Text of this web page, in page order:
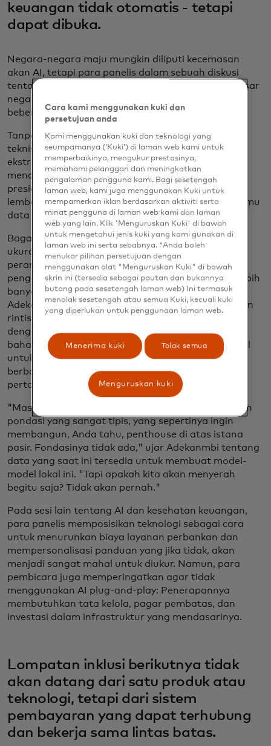
keuangan tidak otomatis - tetapi
dapat dibuka.
Negara-negara maju mungkin diliputi kecemasan
akan AI, tetapi para panelis dalam sebuah diskusi
tentang bagaimana AI dapat mentransformasi pasar
negara berkembang jauh lebih optimis (dengan
beberapa peringatan).
Tanpa membangun infrastruktur lokal, kapasitas
teknis, dan tata kelola yang baik, AI dapat bersifat
ekstraktif, mengumpulkan data lokal namun
menciptakan nilai di tempat lain, kata Vilas Dhar,
presidenPatrick J. McGovern Foundation, sebuah
lembaga filantropi yang mengembangkan AI dan ilmu
data untuk kebaikan.
Bagaimana cara membalik skrip? Model dengan
ukuran yang tepat yang dapat berjalan pada
perangkat berbiaya rendah dan terhubung dengan
pengguna melalui pesan teks dapat menjangkau lebih
banyak orang dan mengurangi risiko, kata Olubayo
Adekanmbi, CEO dan salah satu pendiri perusahaan
rintisan di Afrika,
EqualyzAI
, yang bekerja sama
dengan ribuan pengumpul data dan ratusan pakar
bahasa untuk mengembangkan Model Bahasa Kecil
untuk membuka peluang AI dalam bahasa lokal di
berbagai sektor, termasuk layanan kesehatan,
pertanian, dan pendidikan.
"Masalah terbesar yang kami hadapi adalah lapisan
pondasi yang sangat tipis, yang sepertinya ingin
membangun, Anda tahu, penthouse di atas istana
pasir. Fondasinya tidak ada," ujar Adekanmbi tentang
data yang saat ini tersedia untuk membuat model-
model lokal ini. "Tapi apakah kita akan menyerah
begitu saja? Tidak akan pernah."
Pada sesi lain tentang AI dan kesehatan keuangan,
para panelis memposisikan teknologi sebagai cara
untuk menurunkan biaya layanan perbankan dan
mempersonalisasi panduan yang jika tidak, akan
menjadi sangat mahal untuk diukur. Namun, para
pembicara juga memperingatkan agar tidak
menggunakan AI plug-and-play: Penerapannya
membutuhkan tata kelola, pagar pembatas, dan
investasi dalam infrastruktur yang mendasarinya.
Lompatan inklusi berikutnya tidak
akan datang dari satu produk atau
teknologi, tetapi dari sistem
pembayaran yang dapat terhubung
dan bekerja sama lintas batas.
Cara kami menggunakan kuki dan
persetujuan anda
Kami menggunakan kuki dan teknologi yang
seumpamanya (‘Kuki’) di laman web kami untuk
memperbaikinya, mengukur prestasinya,
memahami pelanggan dan meningkatkan
pengalaman pengguna kami. Bagi sesetengah
laman web, kami juga menggunakan Kuki untuk
mempamerkan iklan berdasarkan aktiviti serta
minat pengguna di laman web kami dan laman
web yang lain. Klik 'Menguruskan Kuki' di bawah
untuk mengetahui jenis kuki yang kami gunakan di
laman web ini serta sebabnya. *Anda boleh
menukar pilihan persetujuan dengan
menggunakan alat "Menguruskan Kuki" di bawah
skrin ini (tersedia sebagai pautan dan bukannya
butang pada sesetengah laman web) Ini termasuk
menolak sesetengah atau semua Kuki, kecuali kuki
yang diperlukan untuk penggunaan laman web.
Menerima kuki Tolak semua
Menguruskan kuki